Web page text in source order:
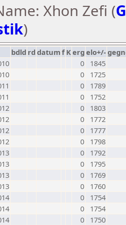
Xhon Zefi (
)
bdld rd datumf Kerg elo+/-
0
1845
0
1725
0
1789
0
1752
0
1803
0
1772
0
1777
0
1798
0
1792
0
1795
0
1769
0
1760
0
1754
0
1754
0
1750